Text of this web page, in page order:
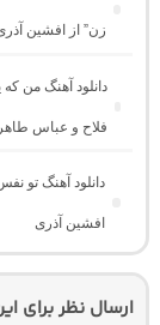
زن” از افشین
دانلود آهنگ من
فلاح و عباس
دانلود آهنگ تو
افشین آذری
ارسال نظر برای